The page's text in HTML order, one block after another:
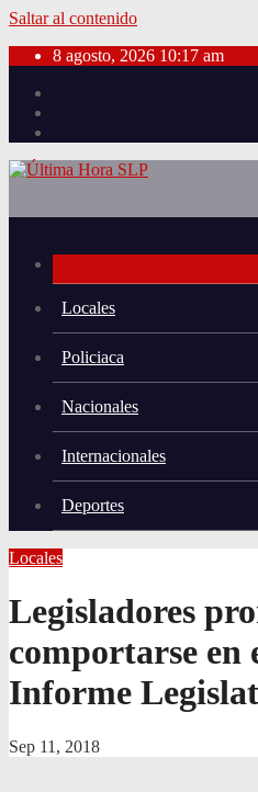
Saltar al contenido
8 agosto, 2026 10:17 am
Locales
Policiaca
Nacionales
Internacionales
Deportes
Locales
Legisladores
comportarse en
Informe
Sep 11, 2018